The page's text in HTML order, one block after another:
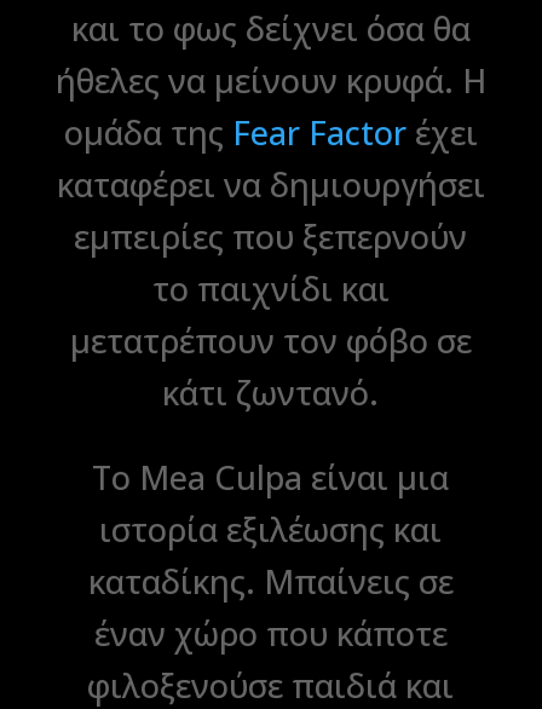
και το φως δείχνει όσα θα
ήθελες να μείνουν κρυφά. Η
ομάδα της Fear Factorέχει
καταφέρει να δημιουργήσει
εμπειρίες που ξεπερνούν
το παιχνίδι και
μετατρέπουν τον φόβο σε
κάτι ζωντανό.
Το Mea Culpa είναι μια
ιστορία εξιλέωσης και
καταδίκης. Μπαίνεις σε
έναν χώρο που κάποτε
φιλοξενούσε παιδιά και